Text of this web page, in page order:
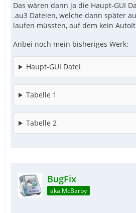
Das wären dann ja die Haupt-GUI
.au3 Dateien, welche dann später
laufen müssten, auf dem kein
Anbei noch mein bisheriges Werk:
Haupt-GUI Datei
Tabelle 1
Tabelle 2
BugFix
aka McBarby